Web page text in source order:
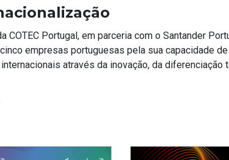
COTEC Portugal, em parceria com o Santander
empresas portuguesas pela sua capacidade
através da inovação, da diferenciação